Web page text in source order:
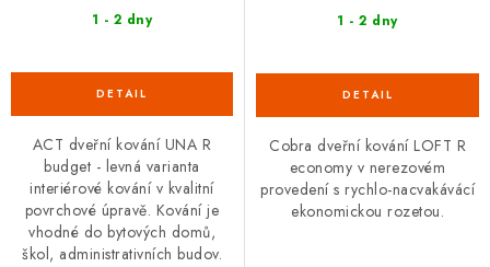
1 - 2 dny
ACT dveřní kování UNA R
budget - levná varianta
interiérové kování v kvalitní
povrchové úpravě. Kování je
vhodné do bytových domů,
škol, administrativních budov.
1 - 2 dny
Cobra dveřní kování LOFT R
economy v nerezovém
provedení s rychlo-nacvakávácí
ekonomickou rozetou.